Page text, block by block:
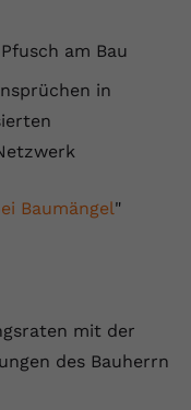
am Bau
in
Baumängel"
mit der
des Bauherrn